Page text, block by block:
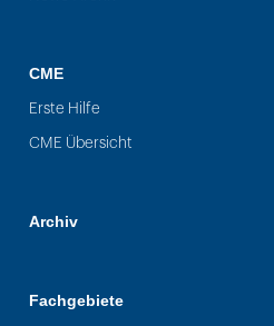
CME
Erste Hilfe
CME Übersicht
Archiv
Fachgebiete